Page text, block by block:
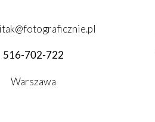
516-702-722
Warszawa